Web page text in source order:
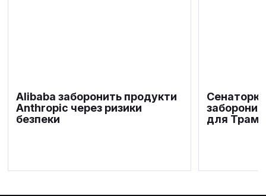
Alibaba заборонить продукти
Anthropic через ризики
безпеки
для